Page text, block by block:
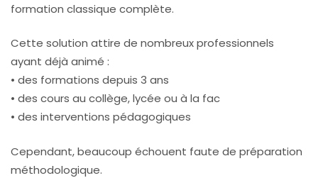
formation classique complète.
Cette solution attire de nombreux professionnels
ayant déjà animé :
• des formations depuis 3 ans
• des cours au collège, lycée ou à la fac
• des interventions pédagogiques
Cependant, beaucoup échouent faute de préparation
méthodologique.